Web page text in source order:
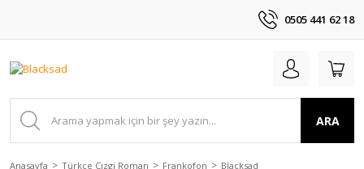
0505 441 62 18
ARA
Anasayfa Türkçe Çizgi Roman Frankofon Blacksad